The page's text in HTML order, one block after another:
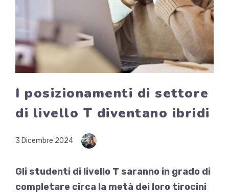
I posizionamenti di settore
di livello T diventano ibridi
3 Dicembre 2024
Gli studenti di livello T saranno in grado di
completare circa la metà dei loro tirocini